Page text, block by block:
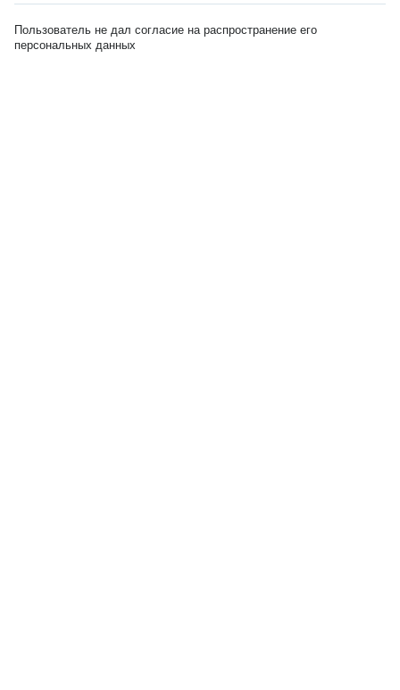
Пользователь не дал согласие на распространение его
персональных данных